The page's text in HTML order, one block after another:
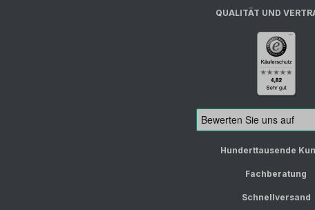
QUALITÄT UND
Hunderttausende
Fachberatung
Schnellversand